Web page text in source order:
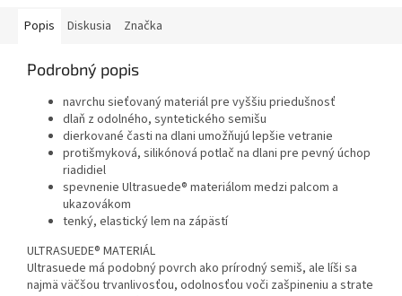
Popis Diskusia Značka
Podrobný popis
navrchu sieťovaný materiál pre vyššiu priedušnosť
dlaň z odolného, syntetického semišu
dierkované časti na dlani umožňujú lepšie vetranie
protišmyková, silikónová potlač na dlani pre pevný úchop
riadidiel
spevnenie Ultrasuede® materiálom medzi palcom a
ukazovákom
tenký, elastický lem na zápästí
ULTRASUEDE® MATERIÁL
Ultrasuede má podobný povrch ako prírodný semiš, ale líši sa
najmä väčšou trvanlivosťou, odolnosťou voči zašpineniu a strate